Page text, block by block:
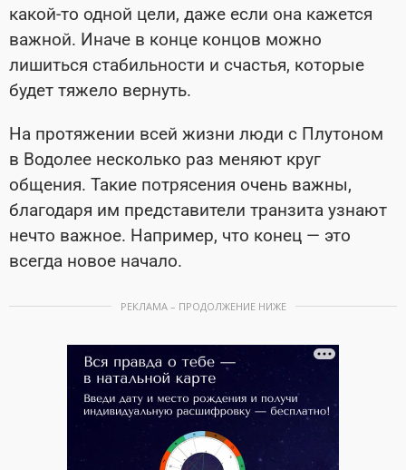
какой-то одной цели, даже если она кажется
важной. Иначе в конце концов можно
лишиться стабильности и счастья, которые
будет тяжело вернуть.
На протяжении всей жизни люди с Плутоном
в Водолее несколько раз меняют круг
общения. Такие потрясения очень важны,
благодаря им представители транзита узнают
нечто важное. Например, что конец — это
всегда новое начало.
РЕКЛАМА – ПРОДОЛЖЕНИЕ НИЖЕ